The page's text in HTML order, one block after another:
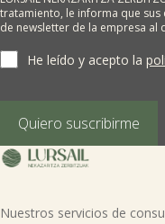
tratamiento, le informa que
de newsletter de la empresa al
terceros salvo obligación legal.
acceso, rectificación,
lursail@lursailkoop.eus.
página web.
He leído y acepto la
Quiero suscribirme
Nuestros servicios de